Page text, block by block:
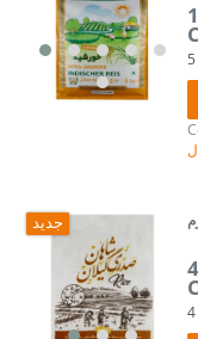
5
جدید
4